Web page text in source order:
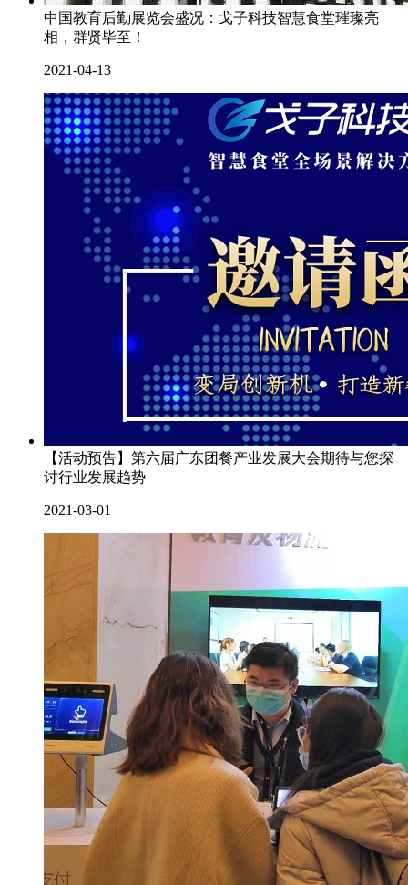
中国教育后勤展览会盛况：戈子科技智慧食堂璀璨亮
相，群贤毕至！
2021-04-13
【活动预告】第六届广东团餐产业发展大会期待与您探
讨行业发展趋势
2021-03-01